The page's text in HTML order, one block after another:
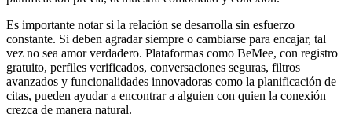
Es importante notar si la relación se desarrolla sin esfuerzo
constante. Si deben agradar siempre o cambiarse para encajar, tal
vez no sea amor verdadero. Plataformas como BeMee, con registro
gratuito, perfiles verificados, conversaciones seguras, filtros
avanzados y funcionalidades innovadoras como la planificación de
citas, pueden ayudar a encontrar a alguien con quien la conexión
crezca de manera natural.